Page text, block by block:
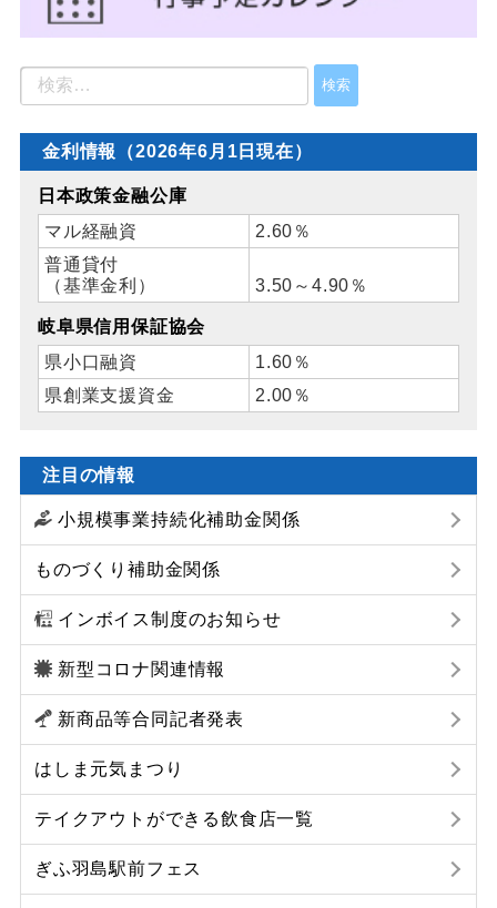
金利情報（2026年6月1日現在）
日本政策金融公庫
マル経融資
2.60％
普通貸付
（基準金利）
3.50～4.90％
岐阜県信用保証協会
県小口融資
1.60％
県創業支援資金
2.00％
注目の情報
小規模事業持続化補助金関係
ものづくり補助金関係
インボイス制度のお知らせ
新型コロナ関連情報
新商品等合同記者発表
はしま元気まつり
テイクアウトができる飲食店一覧
ぎふ羽島駅前フェス